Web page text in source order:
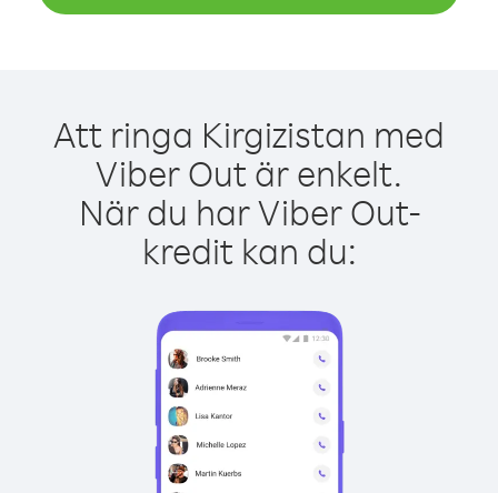
Att ringa Kirgizistan med
Viber Out är enkelt.
När du har Viber Out-
kredit kan du: